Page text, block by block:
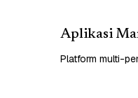
Aplikasi
Platform multi-